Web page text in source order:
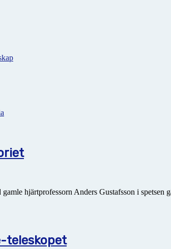
hjärtprofessorn Anders Gustafsson i
teleskopet